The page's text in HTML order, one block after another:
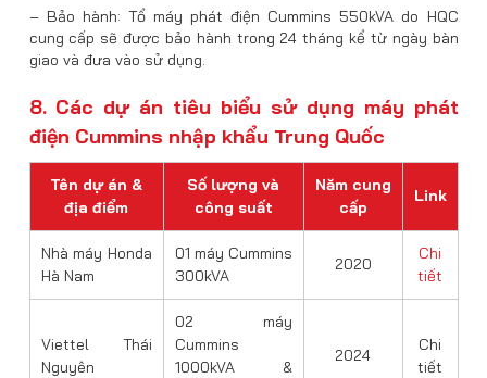
– Bảo hành: Tổ máy phát điện Cummins 550kVA do HQC
cung cấp sẽ được bảo hành trong 24 tháng kể từ ngày bàn
giao và đưa vào sử dụng.
8. Các dự án tiêu biểu sử dụng máy phát
điện Cummins nhập khẩu Trung Quốc
Tên dự án &
địa điểm
Số lượng và
công suất
Năm cung
cấp
Link
Nhà máy Honda
Hà Nam
01 máy Cummins
300kVA
2020
Chi
tiết
Viettel Thái
Nguyên
02 máy
Cummins
1000kVA &
2024
Chi
tiết